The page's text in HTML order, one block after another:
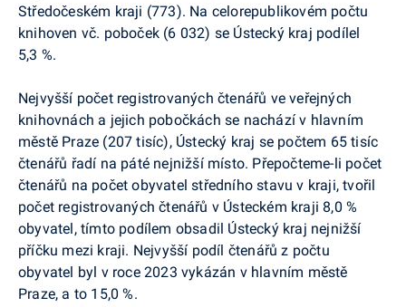
Středočeském kraji (773). Na celorepublikovém počtu
knihoven vč. poboček (6 032) se Ústecký kraj podílel
5,3 %.
Nejvyšší počet registrovaných čtenářů ve veřejných
knihovnách a jejich pobočkách se nachází v hlavním
městě Praze (207 tisíc), Ústecký kraj se počtem 65 tisíc
čtenářů řadí na páté nejnižší místo. Přepočteme-li počet
čtenářů na počet obyvatel středního stavu v kraji, tvořil
počet registrovaných čtenářů v Ústeckém kraji 8,0 %
obyvatel, tímto podílem obsadil Ústecký kraj nejnižší
příčku mezi kraji. Nejvyšší podíl čtenářů z počtu
obyvatel byl v roce 2023 vykázán v hlavním městě
Praze, a to 15,0 %.